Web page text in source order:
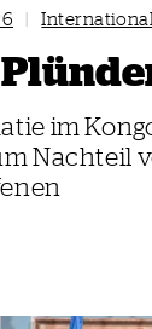
| International
im
Nachteil